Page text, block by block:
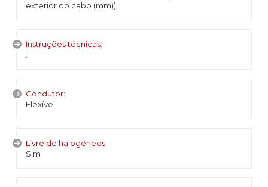
exterior do cabo (mm)).
Instruções técnicas:
Condutor:
Flexível
Livre de halogéneos:
Sim